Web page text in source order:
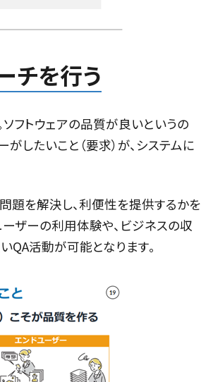
チを行う
フトウェアの品質が良いというの
したいこと（要求）が、システムに
題を解決し、利便性を提供するかを
ザーの利用体験や、ビジネスの収
QA活動が可能となります。